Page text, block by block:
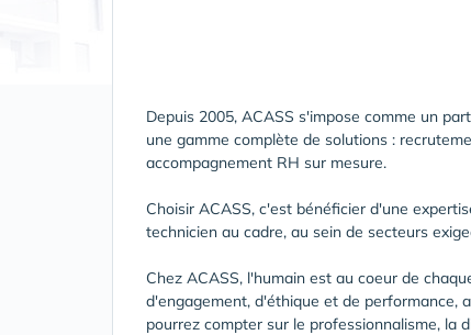
Depuis 2005, ACASS s'impose comme un
une gamme complète de solutions :
accompagnement RH sur mesure.
Choisir ACASS, c'est bénéficier d'une
technicien au cadre, au sein de secteurs
Chez ACASS, l'humain est au coeur de
d'engagement, d'éthique et de performance,
pourrez compter sur le professionnalisme, la